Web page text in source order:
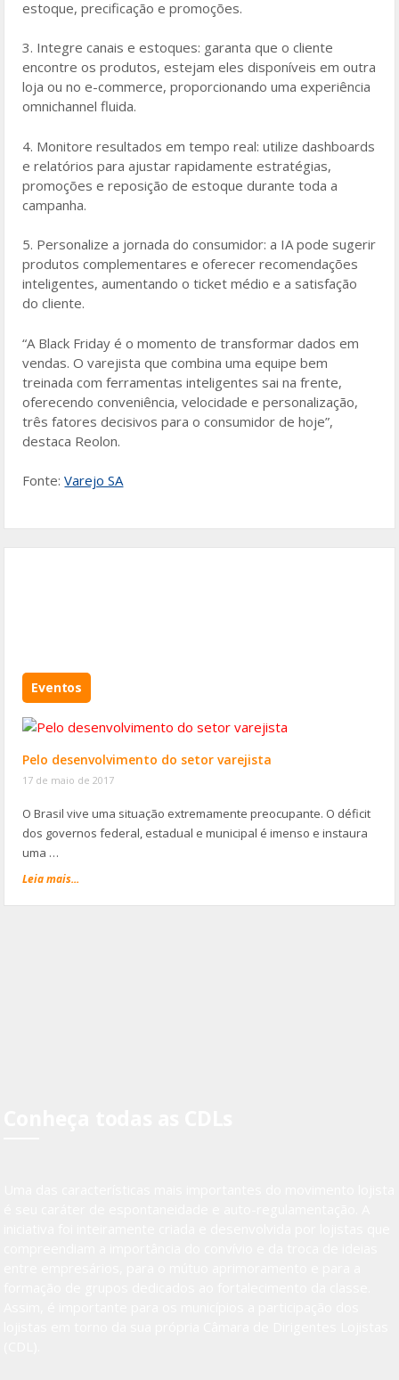
estoque, precificação e promoções.
3. Integre canais e estoques: garanta que o cliente
encontre os produtos, estejam eles disponíveis em outra
loja ou no e-commerce, proporcionando uma experiência
omnichannel fluida.
4. Monitore resultados em tempo real: utilize dashboards
e relatórios para ajustar rapidamente estratégias,
promoções e reposição de estoque durante toda a
campanha.
5. Personalize a jornada do consumidor: a IA pode sugerir
produtos complementares e oferecer recomendações
inteligentes, aumentando o ticket médio e a satisfação
do cliente.
“A Black Friday é o momento de transformar dados em
vendas. O varejista que combina uma equipe bem
treinada com ferramentas inteligentes sai na frente,
oferecendo conveniência, velocidade e personalização,
três fatores decisivos para o consumidor de hoje”,
destaca Reolon.
Fonte:Varejo SA
Eventos
Pelo desenvolvimento do setor varejista
17 de maio de 2017
O Brasil vive uma situação extremamente preocupante. O déficit
dos governos federal, estadual e municipal é imenso e instaura
uma …
Leia mais...